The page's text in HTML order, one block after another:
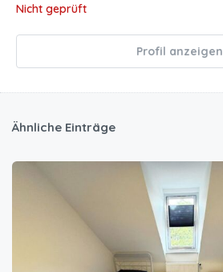
Nicht geprüft
Profil anzeigen
Ähnliche Einträge